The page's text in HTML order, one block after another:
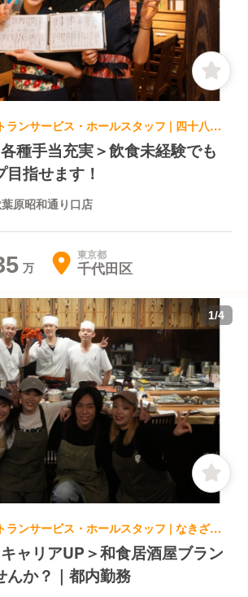
和食, 居酒屋 | レストランサービス・ホールスタッフ | 四十八漁場 秋葉原昭和通り口店
種手当充実＞飲食未経験でも
指せます！
原昭和通り口店
東京都
千代田区
1/4
和食, 居酒屋 | レストランサービス・ホールスタッフ | なきざかな 新宿店
ャリアUP＞和食居酒屋ブラン
んか？｜都内勤務